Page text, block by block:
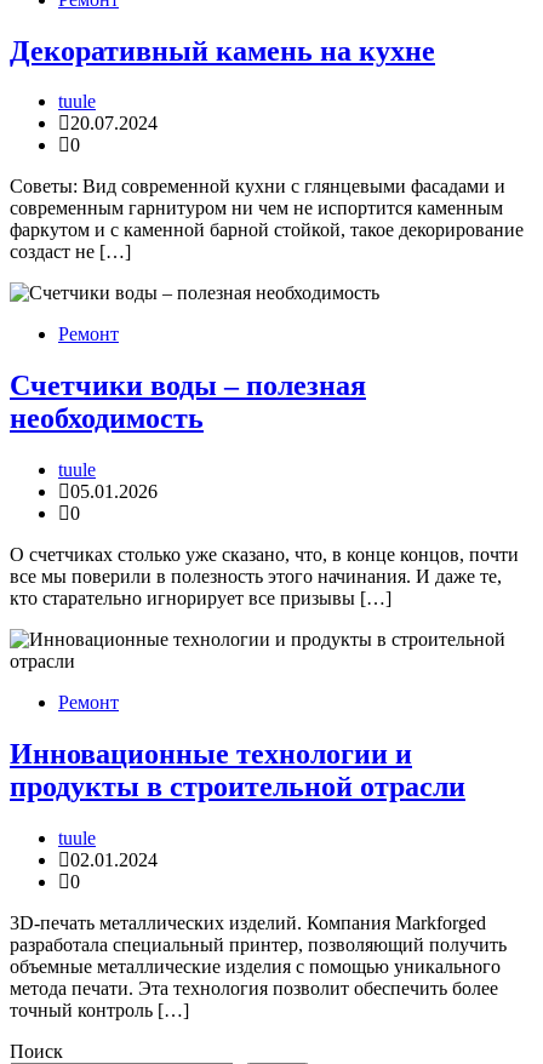
Декоративный камень на кухне
tuule
20.07.2024
0
Советы: Вид современной кухни с глянцевыми фасадами и
современным гарнитуром ни чем не испортится каменным
фаркутом и с каменной барной стойкой, такое декорирование
создаст не […]
Ремонт
Счетчики воды – полезная
необходимость
tuule
05.01.2026
0
О счетчиках столько уже сказано, что, в конце концов, почти
все мы поверили в полезность этого начинания. И даже те,
кто старательно игнорирует все призывы […]
Ремонт
Инновационные технологии и
продукты в строительной отрасли
tuule
02.01.2024
0
3D-печать металлических изделий. Компания Markforged
разработала специальный принтер, позволяющий получить
объемные металлические изделия с помощью уникального
метода печати. Эта технология позволит обеспечить более
точный контроль […]
Поиск